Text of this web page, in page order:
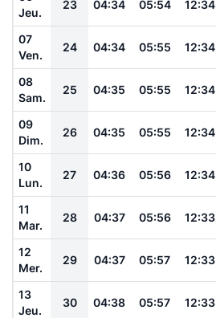
Jeu.
23 04:34 05:54 12:34
07
Ven.
24 04:34 05:55 12:34
08
Sam.
25 04:35 05:55 12:34
09
Dim.
26 04:35 05:55 12:34
10
Lun.
27 04:36 05:56 12:34
11
Mar.
28 04:37 05:56 12:33
12
Mer.
29 04:37 05:57 12:33
13
Jeu.
30 04:38 05:57 12:33